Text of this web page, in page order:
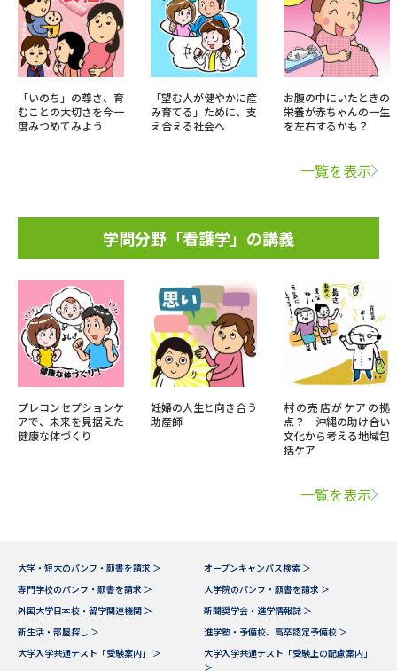
「いのち」の尊さ、育
むことの大切さを今一
度みつめてみよう
「望む人が健やかに産
み育てる」ために、支
え合える社会へ
お腹の中にいたときの
栄養が赤ちゃんの一生
を左右するかも？
一覧を表示
学問分野「看護学」の講義
プレコンセプションケ
アで、未来を見据えた
健康な体づくり
妊婦の人生と向き合う
助産師
村の売店がケアの拠
点？ 沖縄の助け合い
文化から考える地域包
括ケア
一覧を表示
大学・短大のパンフ・願書を請求 ＞
オープンキャンパス検索 ＞
専門学校のパンフ・願書を請求 ＞
大学院のパンフ・願書を請求 ＞
外国大学日本校・留学関連機関 ＞
新聞奨学会・進学情報誌 ＞
新生活・部屋探し ＞
進学塾・予備校、高卒認定予備校 ＞
大学入学共通テスト「受験案内」 ＞
大学入学共通テスト「受験上の配慮案内」
＞